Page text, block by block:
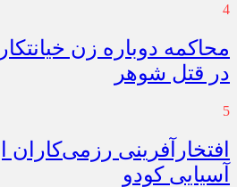
4
محاکمه دوباره زن
در قتل شوهر
5
افتخارآفرینی رزمی‌کاران
آسیایی کودو